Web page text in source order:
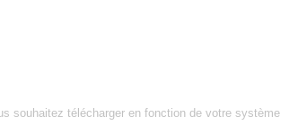
souhaitez télécharger en fonction de votre système